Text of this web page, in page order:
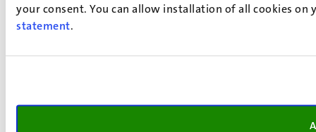
your consent. You can allow installation of all cookies
statement.